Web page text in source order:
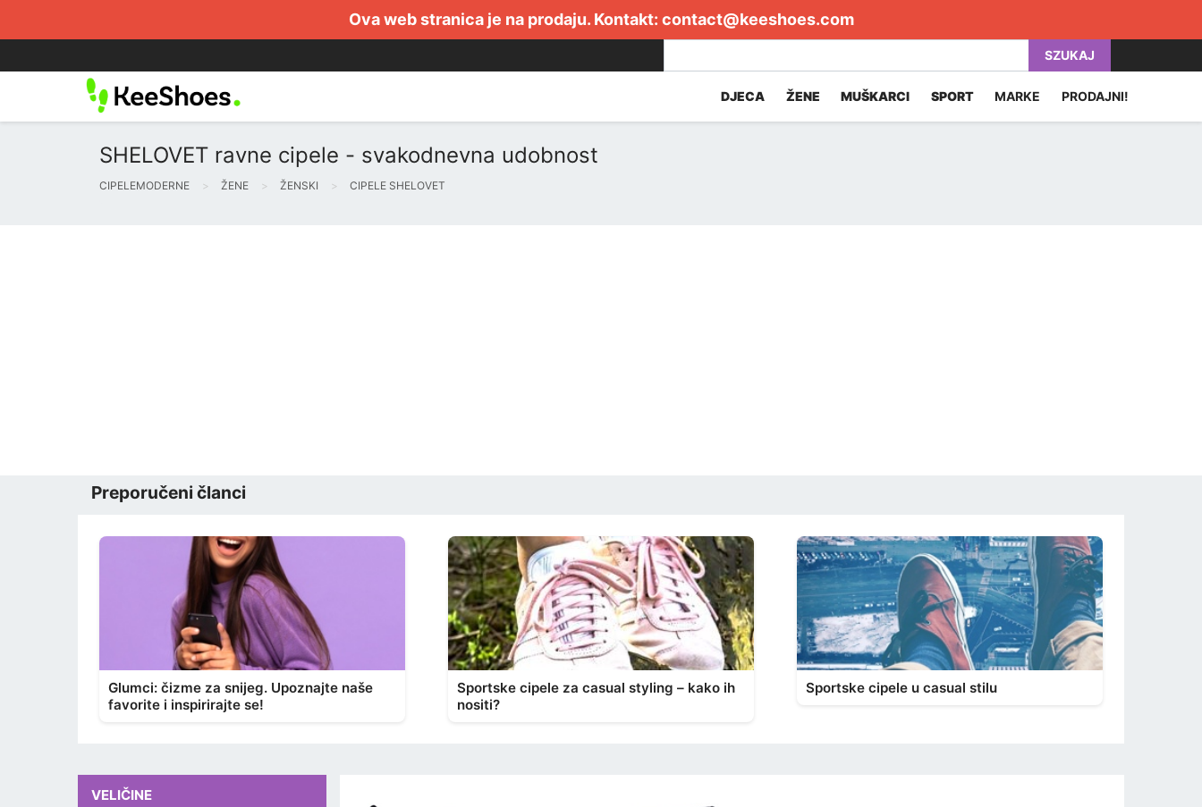
Ova web stranica je na prodaju. Kontakt: contact@keeshoes.com
SZUKAJ
DJECA ŽENE MUŠKARCI SPORT MARKE PRODAJNI!
SHELOVET ravne cipele - svakodnevna udobnost
CIPELEMODERNE ŽENE ŽENSKI CIPELE SHELOVET
Preporučeni članci
Glumci: čizme za snijeg. Upoznajte naše
favorite i inspirirajte se!
Sportske cipele za casual styling – kako ih
nositi?
Sportske cipele u casual stilu
VELIČINE